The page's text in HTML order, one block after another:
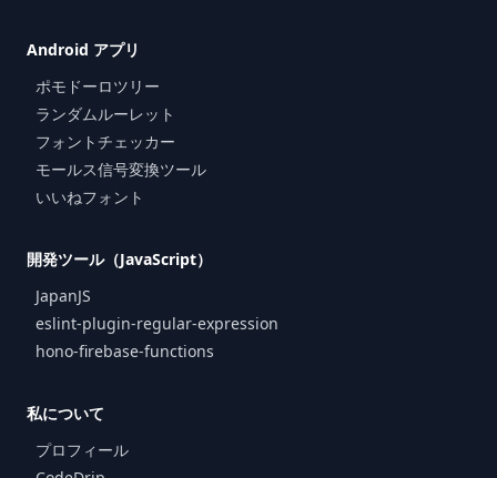
Android アプリ
ポモドーロツリー
ランダムルーレット
フォントチェッカー
モールス信号変換ツール
いいねフォント
開発ツール（JavaScript）
JapanJS
eslint-plugin-regular-expression
hono-firebase-functions
私について
プロフィール